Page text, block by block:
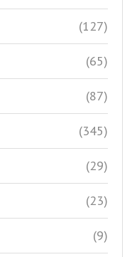
(127)
(65)
(87)
(345)
(29)
(23)
(9)